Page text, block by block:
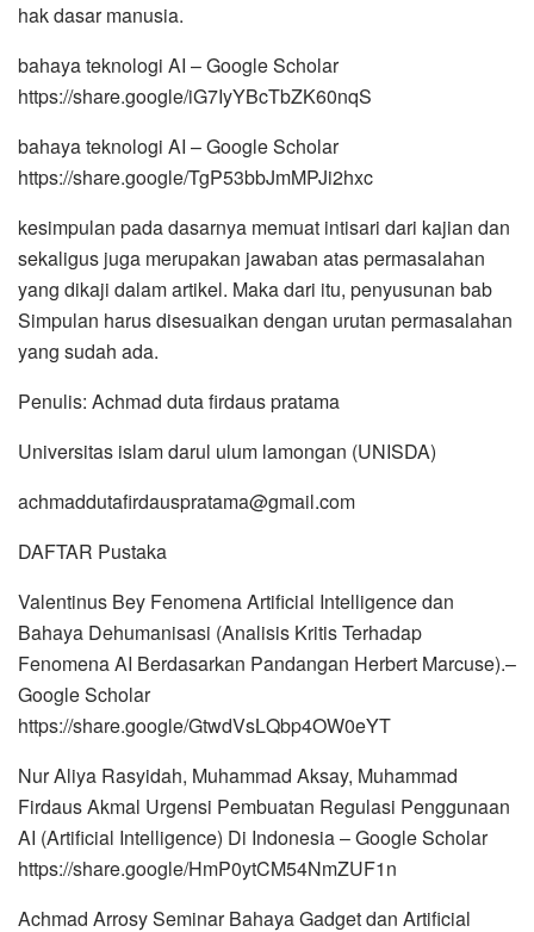
hak dasar manusia.
bahaya teknologi AI – Google Scholar
https://share.google/iG7IyYBcTbZK60nqS
bahaya teknologi AI – Google Scholar
https://share.google/TgP53bbJmMPJi2hxc
kesimpulan pada dasarnya memuat intisari dari kajian dan
sekaligus juga merupakan jawaban atas permasalahan
yang dikaji dalam artikel. Maka dari itu, penyusunan bab
Simpulan harus disesuaikan dengan urutan permasalahan
yang sudah ada.
Penulis: Achmad duta firdaus pratama
Universitas islam darul ulum lamongan (UNISDA)
achmaddutafirdauspratama@gmail.com
DAFTAR Pustaka
Valentinus Bey Fenomena Artificial Intelligence dan
Bahaya Dehumanisasi (Analisis Kritis Terhadap
Fenomena AI Berdasarkan Pandangan Herbert Marcuse).–
Google Scholar
https://share.google/GtwdVsLQbp4OW0eYT
Nur Aliya Rasyidah, Muhammad Aksay, Muhammad
Firdaus Akmal Urgensi Pembuatan Regulasi Penggunaan
AI (Artificial Intelligence) Di Indonesia – Google Scholar
https://share.google/HmP0ytCM54NmZUF1n
Achmad Arrosy Seminar Bahaya Gadget dan Artificial